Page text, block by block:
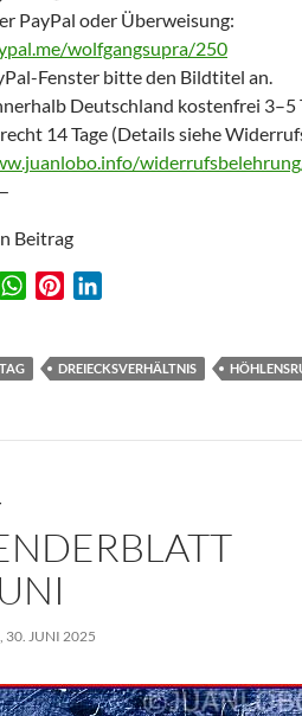
PayPal oder Überweisung:
wolfgangsupra/250
Fenster bitte den Bildtitel an.
Deutschland kostenfrei 3–5
14 Tage (Details siehe
Beitrag
W
t
k
DREIECKSVERHÄLTNIS
30. JUNI 2025